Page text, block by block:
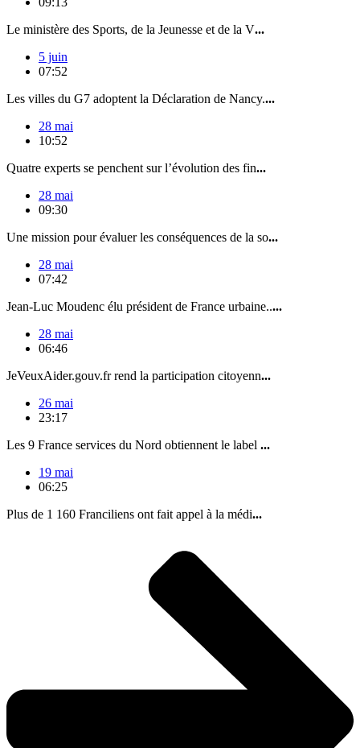
Le ministère des Sports, de la Jeunesse et de la V...
5 juin
07:52
Les villes du G7 adoptent la Déclaration de Nancy....
28 mai
10:52
Quatre experts se penchent sur l’évolution des fin...
28 mai
09:30
Une mission pour évaluer les conséquences de la so...
28 mai
07:42
Jean-Luc Moudenc élu président de France urbaine.....
28 mai
06:46
JeVeuxAider.gouv.fr rend la participation citoyenn...
26 mai
23:17
Les 9 France services du Nord obtiennent le label ...
19 mai
06:25
Plus de 1 160 Franciliens ont fait appel à la médi...